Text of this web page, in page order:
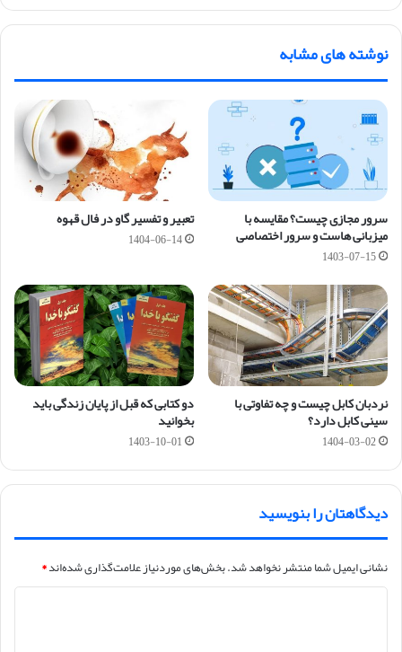
نوشته های مشابه
سرور مجازی چیست؟ مقایسه با
میزبانی هاست و سرور اختصاصی
1403-07-15
تعبیر و تفسیر گاو در فال قهوه
1404-06-14
نردبان کابل چیست و چه تفاوتی با
سینی کابل دارد؟
1404-03-02
دو کتابی که قبل از پایان زندگی باید
بخوانید
1403-10-01
دیدگاهتان را بنویسید
نشانی ایمیل شما منتشر نخواهد شد.بخش‌های موردنیاز علامت‌گذاری شده‌اند*